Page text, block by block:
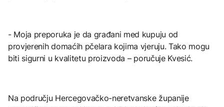
- Moja preporuka je da građani med kupuju od
provjerenih domaćih pčelara kojima vjeruju. Tako mogu
biti sigurni u kvalitetu proizvoda – poručuje Kvesić.
Na području Hercegovačko-neretvanske županije